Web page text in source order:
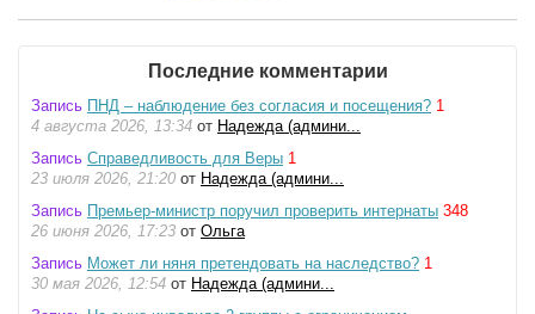
Последние комментарии
Запись ПНД – наблюдение без согласия и посещения? 1
4 августа 2026, 13:34 от Надежда (админи...
Запись Справедливость для Веры 1
23 июля 2026, 21:20 от Надежда (админи...
Запись Премьер-министр поручил проверить интернаты 348
26 июня 2026, 17:23 от Ольга
Запись Может ли няня претендовать на наследство? 1
30 мая 2026, 12:54 от Надежда (админи...